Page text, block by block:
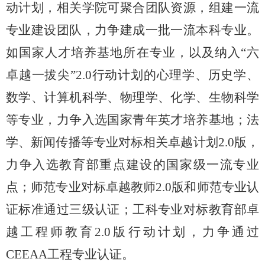
动计划，相关学院可聚合团队资源，组建一流
专业建设团队，力争建成一批一流本科专业。
如国家人才培养基地所在专业，以及纳入“六
卓越一拔尖”2.0行动计划的心理学、历史学、
数学、计算机科学、物理学、化学、生物科学
等专业，力争入选国家青年英才培养基地；法
学、新闻传播等专业对标相关卓越计划2.0版，
力争入选教育部重点建设的国家级一流专业
点；师范专业对标卓越教师2.0版和师范专业认
证标准通过三级认证；工科专业对标教育部卓
越工程师教育2.0版行动计划，力争通过
CEEAA工程专业认证。